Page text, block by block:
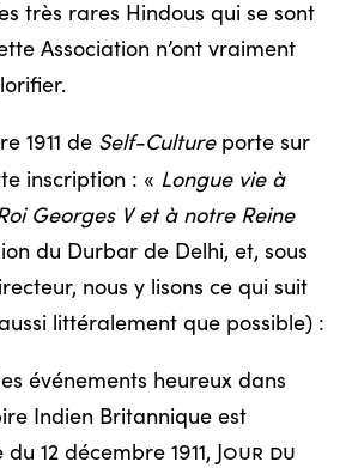
très rares Hindous qui se sont
Association n’ont vraiment
1911 de Self-Cultureporte sur
inscription : « Longue vie à
Georges V et à notre Reine
du Durbar de Delhi, et, sous
nous y lisons ce qui suit
littéralement que possible) :
événements heureux dans
Indien Britannique est
12 décembre 1911, Jour du